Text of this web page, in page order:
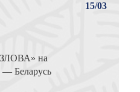
15/03
на
Беларусь